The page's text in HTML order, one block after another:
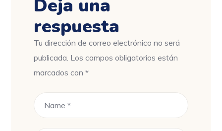
Deja una
respuesta
Tu dirección de correo electrónico no será
publicada. Los campos obligatorios están
marcados con*